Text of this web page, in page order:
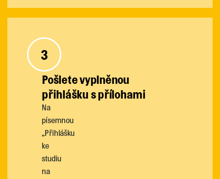
3
Pošlete vyplněnou
přihlášku s přílohami
Na
písemnou
„Přihlášku
ke
studiu
na